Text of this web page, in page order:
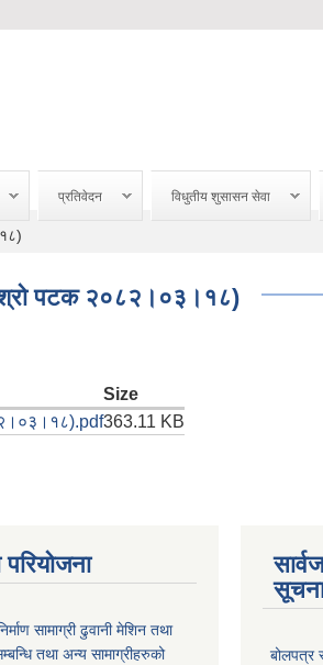
प्रतिवेदन विधुतीय शुसासन सेवा
पटक २०८२।०३।१८)
Size
363.11 KB
सामाग्री ढुवानी मेशिन तथा
तथा अन्य सामाग्रीहरुको
बोलपत्र